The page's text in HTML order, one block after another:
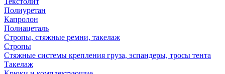
Полиуретан
Капролон
Полиацеталь
Стропы, стяжные ремни, такелаж
Стропы
Стяжные системы крепления груза, эспандеры, тросы тента
Такелаж